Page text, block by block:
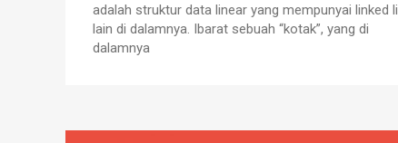
adalah struktur data linear yang mempunyai linked
lain di dalamnya. Ibarat sebuah “kotak”, yang di
dalamnya